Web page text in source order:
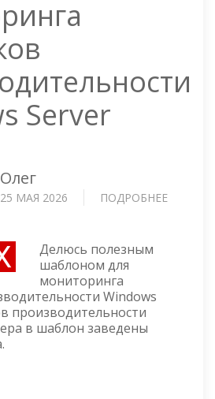
Server
Олег
25 МАЯ 2026 ПОДРОБНЕЕ
Делюсь полезным
шаблоном для
мониторинга
Windows
производительности
в шаблон заведены